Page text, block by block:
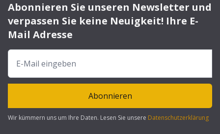
Abonnieren Sie unseren Newsletter und
verpassen Sie keine Neuigkeit! Ihre E-
Mail Adresse
Abonnieren
Wir kümmern uns um Ihre Daten. Lesen Sie unsere Datenschutzerklärung